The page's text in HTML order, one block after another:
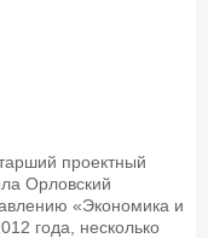
проектный
Орловский
«Экономика и
года, несколько